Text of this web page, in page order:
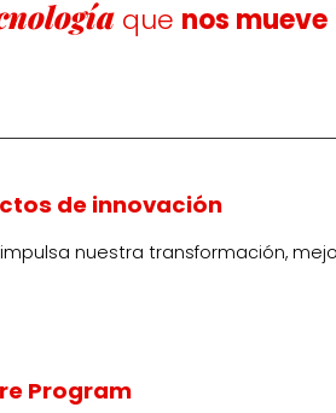
que nos mueve
de innovación
impulsa nuestra transformación,
Program